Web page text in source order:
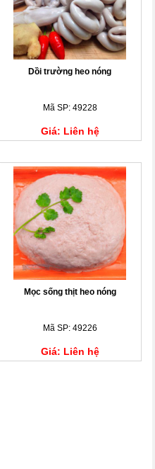
Dồi trường heo nóng
Mã SP: 49228
Giá: Liên hệ
Mọc sống thịt heo nóng
Mã SP: 49226
Giá: Liên hệ